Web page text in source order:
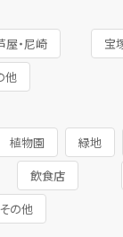
屋・尼崎
宝
他
植物園 緑地
飲食店
その他